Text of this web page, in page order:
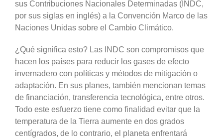
sus Contribuciones Nacionales Determinadas (INDC,
por sus siglas en inglés) a la Convención Marco de las
Naciones Unidas sobre el Cambio Climático.
¿Qué significa esto? Las INDC son compromisos que
hacen los países para reducir los gases de efecto
invernadero con políticas y métodos de mitigación o
adaptación. En sus planes, también mencionan temas
de financiación, transferencia tecnológica, entre otros.
Todo este esfuerzo tiene como finalidad evitar que la
temperatura de la Tierra aumente en dos grados
centígrados, de lo contrario, el planeta enfrentará